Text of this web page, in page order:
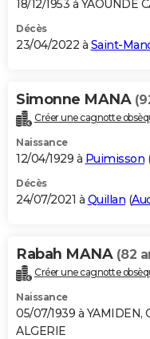
18/12/1953 à YAOUNDE
Décès
23/04/2022 à Saint-
Simonne MANA
Créer une cagnotte
Naissance
12/04/1929 à Puimisson (
Décès
24/07/2021 à Quillan (
Rabah MANA (82
Créer une cagnotte
Naissance
05/07/1939 à YAMIDEN,
ALGERIE